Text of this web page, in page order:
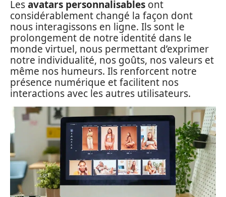
Lesavatars personnalisables ont
considérablement changé la façon dont
nous interagissons en ligne. Ils sont le
prolongement de notre identité dans le
monde virtuel, nous permettant d’exprimer
notre individualité, nos goûts, nos valeurs et
même nos humeurs. Ils renforcent notre
présence numérique et facilitent nos
interactions avec les autres utilisateurs.